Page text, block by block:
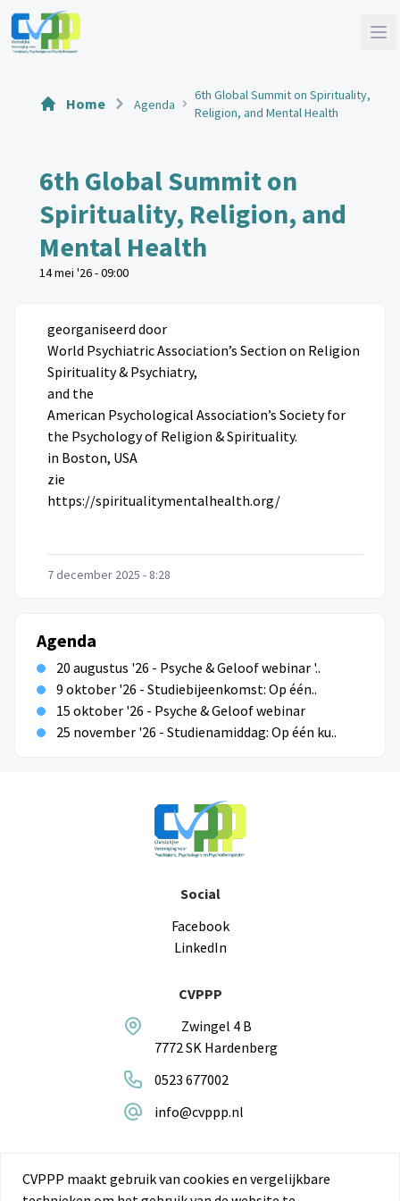
Home Agenda
6th Global Summit on Spirituality,
Religion, and Mental Health
6th Global Summit on
Spirituality, Religion, and
Mental Health
14 mei '26 - 09:00
georganiseerd door
World Psychiatric Association’s Section on Religion
Spirituality & Psychiatry,
and the
American Psychological Association’s Society for
the Psychology of Religion & Spirituality.
in Boston, USA
zie
https://spiritualitymentalhealth.org/
7 december 2025 - 8:28
Agenda
20 augustus '26 - Psyche & Geloof webinar '..
9 oktober '26 - Studiebijeenkomst: Op één..
15 oktober '26 - Psyche & Geloof webinar
25 november '26 - Studienamiddag: Op één ku..
Social
Facebook
LinkedIn
CVPPP
Zwingel 4 B
7772 SK Hardenberg
0523 677002
info@cvppp.nl
© Copyright 2026 CVPPP
CVPPP maakt gebruik van cookies en vergelijkbare